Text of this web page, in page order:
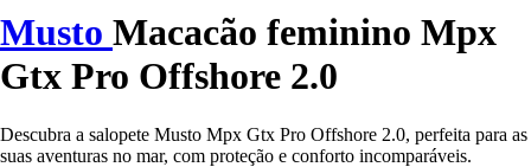
Musto Macacão feminino Mpx
Gtx Pro Offshore 2.0
Descubra a salopete Musto Mpx Gtx Pro Offshore 2.0, perfeita para as
suas aventuras no mar, com proteção e conforto incomparáveis.